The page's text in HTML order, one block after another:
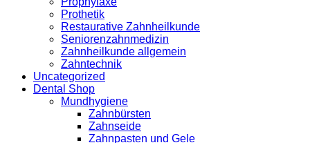
Prothetik
Restaurative Zahnheilkunde
Seniorenzahnmedizin
Zahnheilkunde allgemein
Zahntechnik
Uncategorized
Dental Shop
Mundhygiene
Zahnbürsten
Zahnseide
Zahnpasten und Gele